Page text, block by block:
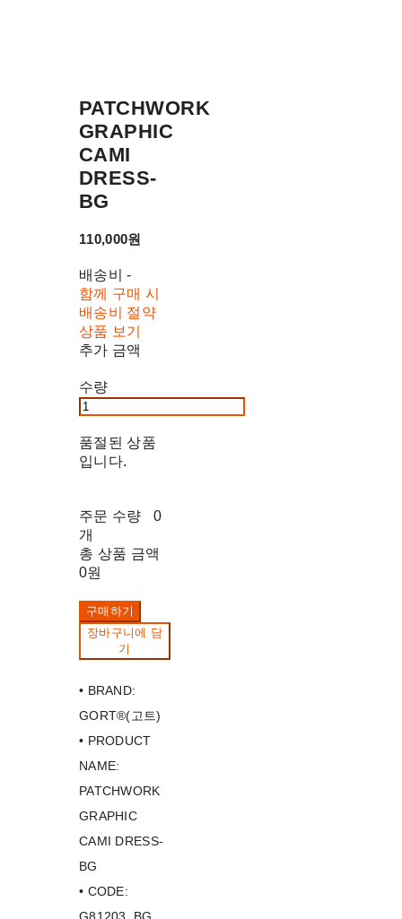
PATCHWORK
GRAPHIC
CAMI
DRESS-
BG
110,000원
배송비-
함께 구매 시
배송비 절약
상품 보기
추가 금액
수량
품절된 상품
입니다.
주문 수량
0
개
총 상품 금액
0원
구매하기
장바구니에 담
기
• BRAND:
GORT®(고트)
• PRODUCT
NAME:
PATCHWORK
GRAPHIC
CAMI DRESS-
BG
• CODE: